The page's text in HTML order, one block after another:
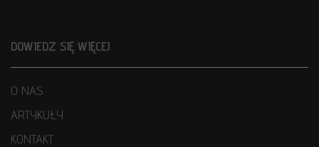
DOWIEDZ SIĘ WIĘCEJ
O NAS
ARTYKUŁY
KONTAKT